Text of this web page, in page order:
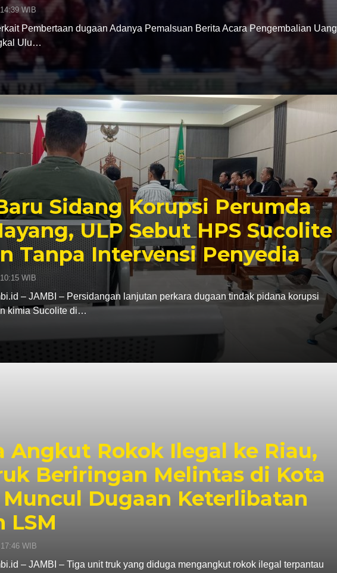
WIB
Pembertaan dugaan Adanya Pemalsuan Berita Acara Pengembalian Uang
Ulu…
Sidang Korupsi Perumda
ULP Sebut HPS Sucolite
Tanpa Intervensi Penyedia
WIB
– JAMBI – Persidangan lanjutan perkara dugaan tindak pidana korupsi
kimia Sucolite di…
Angkut Rokok Ilegal ke Riau,
Beriringan Melintas di Kota
Dugaan Keterlibatan
LSM
WIB
– JAMBI – Tiga unit truk yang diduga mengangkut rokok ilegal terpantau